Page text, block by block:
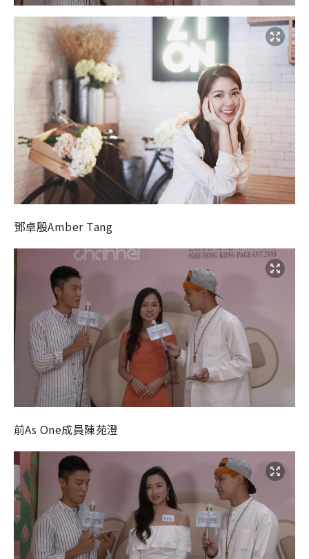
鄧卓殷Amber Tang
前As One成員陳苑澄